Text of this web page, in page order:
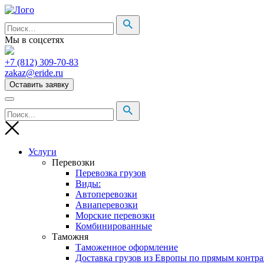
Мы в соцсетях
+7 (812) 309-70-83
zakaz@eride.ru
Оставить заявку
Услуги
Перевозки
Перевозка грузов
Виды:
Автоперевозки
Авиаперевозки
Морские перевозки
Комбинированные
Таможня
Таможенное оформление
Доставка грузов из Европы по прямым